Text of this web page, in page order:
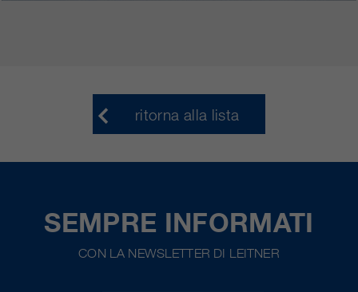
ritorna alla lista
SEMPRE INFORMATI
CON LA NEWSLETTER DI LEITNER